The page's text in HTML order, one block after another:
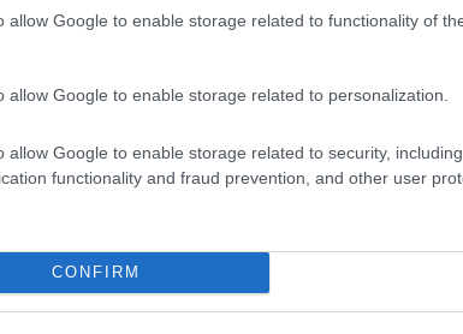
allow Google to enable storage related to functionality of
allow Google to enable storage related to personalization.
allow Google to enable storage related to security, including
functionality and fraud prevention, and other user
CONFIRM
hogy ne lehessen politikai tisztogatás. Meg
is beléphessenek a Magyar Honvédségbe,
és óriási megbecsülés illeti szerinte azokat az
számháborúba, de inkább megfelelő
sorrendben azonban a tényleges állomány
nem fogják szolgálni.